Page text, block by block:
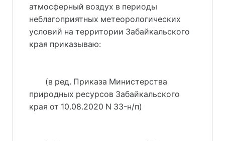
атмосферный воздух в периоды
неблагоприятных метеорологических
условий на территории Забайкальского
края приказываю:
(в ред. Приказа Министерства
природных ресурсов Забайкальского
края от 10.08.2020 N 33-н/п)